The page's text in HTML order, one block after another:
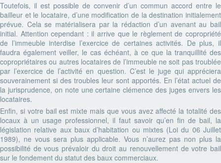
Toutefois, il est possible de convenir d’un commun accord entre le
bailleur et le locataire, d’une modification de la destination initialement
prévue. Cela se matérialisera par la rédaction d’un avenant au bail
initial. Attention cependant : il arrive que le règlement de copropriété
de l’immeuble interdise l’exercice de certaines activités. De plus, il
faudra également veiller, le cas échéant, à ce que la tranquillité des
copropriétaires ou autres locataires de l’immeuble ne soit pas troublée
par l’exercice de l’activité en question. C’est le juge qui appréciera
souverainement si des troubles leur sont apportés. En l’état actuel de
la jurisprudence, on note une certaine clémence des juges envers les
locataires.
Enfin, si votre bail est mixte mais que vous avez affecté la totalité des
locaux à un usage professionnel, il faut savoir qu’en fin de bail, la
législation relative aux baux d’habitation ou mixtes (Loi du 06 Juillet
1989), ne vous sera plus applicable. Vous n’aurez pas non plus la
possibilité de vous prévaloir du droit au renouvellement de votre bail
sur le fondement du statut des baux commerciaux.